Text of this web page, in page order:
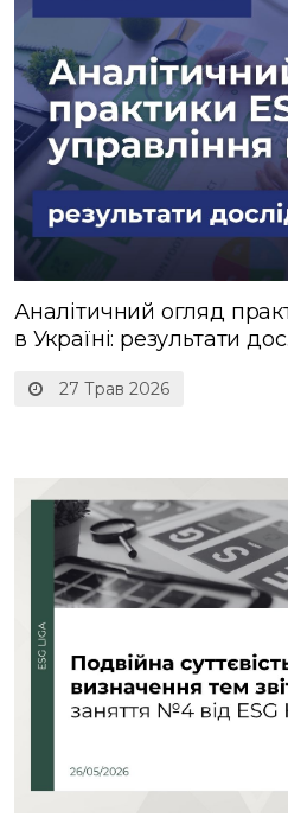
27 Трав 2026
Аналітичний огляд
в Україні: результати